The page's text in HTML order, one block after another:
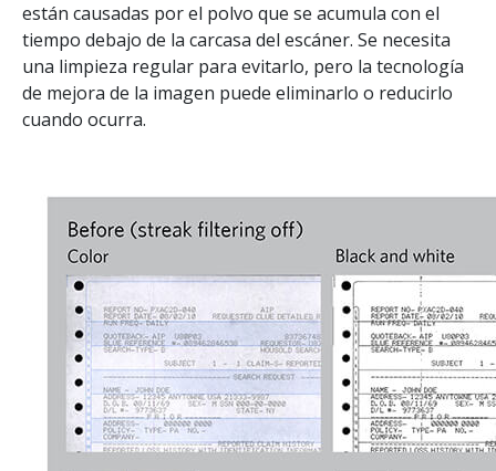
están causadas por el polvo que se acumula con el
tiempo debajo de la carcasa del escáner. Se necesita
una limpieza regular para evitarlo, pero la tecnología
de mejora de la imagen puede eliminarlo o reducirlo
cuando ocurra.